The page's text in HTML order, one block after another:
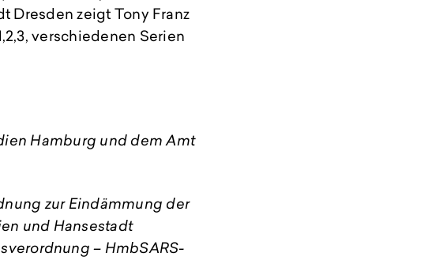
Dresden zeigt Tony Franz
verschiedenen Serien
Hamburg und dem Amt
zur Eindämmung der
und Hansestadt
– HmbSARS-